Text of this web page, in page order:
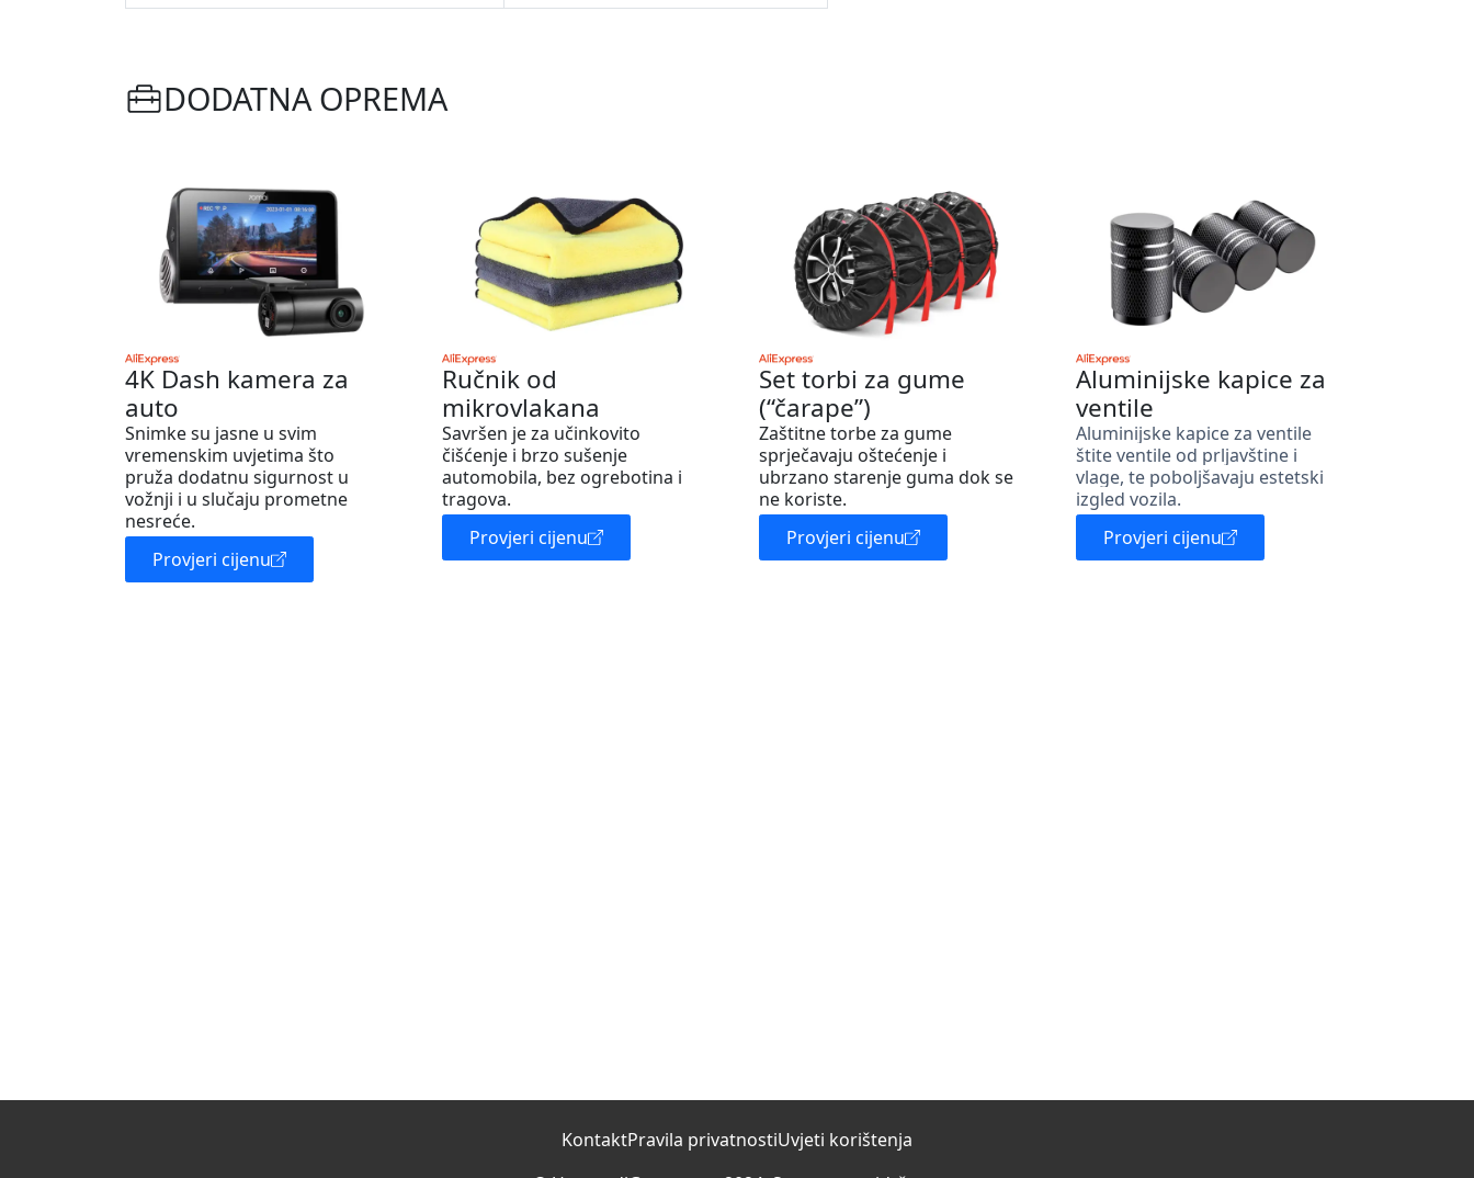
DODATNA OPREMA
4K Dash kamera za
auto
Snimke su jasne u svim
vremenskim uvjetima što
pruža dodatnu sigurnost u
vožnji i u slučaju prometne
nesreće.
Provjeri cijenu
Ručnik od
mikrovlakana
Savršen je za učinkovito
čišćenje i brzo sušenje
automobila, bez ogrebotina i
tragova.
Provjeri cijenu
Set torbi za gume
(“čarape”)
Zaštitne torbe za gume
sprječavaju oštećenje i
ubrzano starenje guma dok se
ne koriste.
Provjeri cijenu
Aluminijske kapice za
ventile
Aluminijske kapice za ventile
štite ventile od prljavštine i
vlage, te poboljšavaju estetski
izgled vozila.
Provjeri cijenu
KontaktPravila privatnostiUvjeti korištenja